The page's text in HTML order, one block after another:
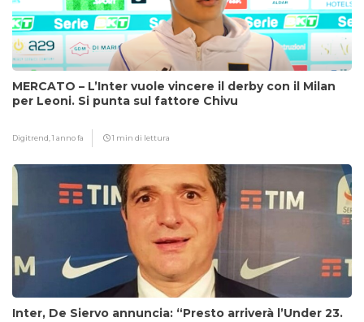
MERCATO – L’Inter vuole vincere il derby con il Milan
per Leoni. Si punta sul fattore Chivu
Digitrend,1 anno fa 1 min di lettura
Inter, De Siervo annuncia: “Presto arriverà l’Under 23.